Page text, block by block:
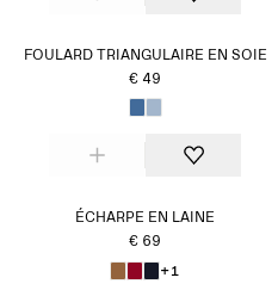
FOULARD TRIANGULAIRE EN SOIE
€ 49
ÉCHARPE EN LAINE
€ 69
+1